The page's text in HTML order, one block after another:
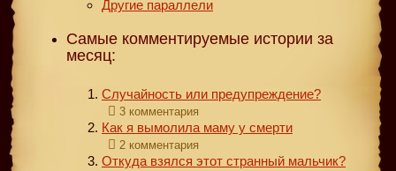
Другие параллели
Самые комментируемые истории за
месяц:
Случайность или предупреждение?
3 комментария
Как я вымолила маму у смерти
2 комментария
Откуда взялся этот странный мальчик?